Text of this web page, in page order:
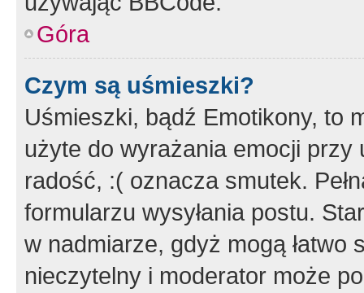
Góra
Czym są uśmieszki?
Uśmieszki, bądź Emotikony, to
użyte do wyrażania emocji
radość, :( oznacza smutek.
formularzu wysyłania postu.
w nadmiarze, gdyż mogą
nieczytelny i moderator może